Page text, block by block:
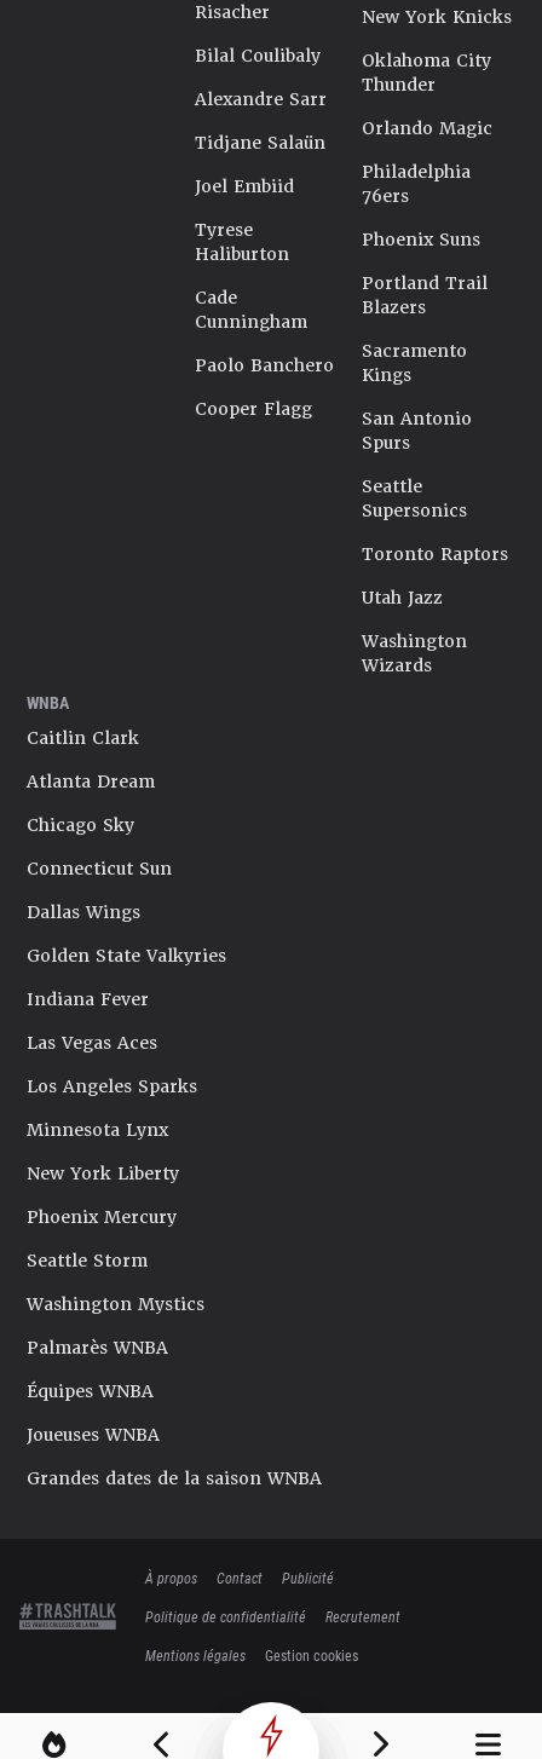
Risacher
Bilal Coulibaly
Alexandre Sarr
Tidjane Salaün
Joel Embiid
Tyrese
Haliburton
Cade
Cunningham
Paolo Banchero
Cooper Flagg
New York Knicks
Oklahoma City
Thunder
Orlando Magic
Philadelphia
76ers
Phoenix Suns
Portland Trail
Blazers
Sacramento
Kings
San Antonio
Spurs
Seattle
Supersonics
Toronto Raptors
Utah Jazz
Washington
Wizards
WNBA
Caitlin Clark
Atlanta Dream
Chicago Sky
Connecticut Sun
Dallas Wings
Golden State Valkyries
Indiana Fever
Las Vegas Aces
Los Angeles Sparks
Minnesota Lynx
New York Liberty
Phoenix Mercury
Seattle Storm
Washington Mystics
Palmarès WNBA
Équipes WNBA
Joueuses WNBA
Grandes dates de la saison WNBA
À propos Contact
Publicité
Politique de confidentialité
Recrutement
Mentions légales
Gestion cookies